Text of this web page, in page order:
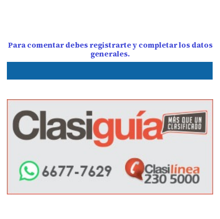
Para comentar debes registrarte y completar los datos
generales.